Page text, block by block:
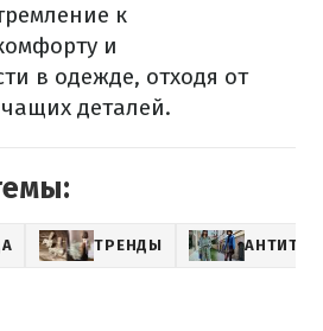
к
и
в одежде, отходя от
деталей.
ТРЕНДЫ